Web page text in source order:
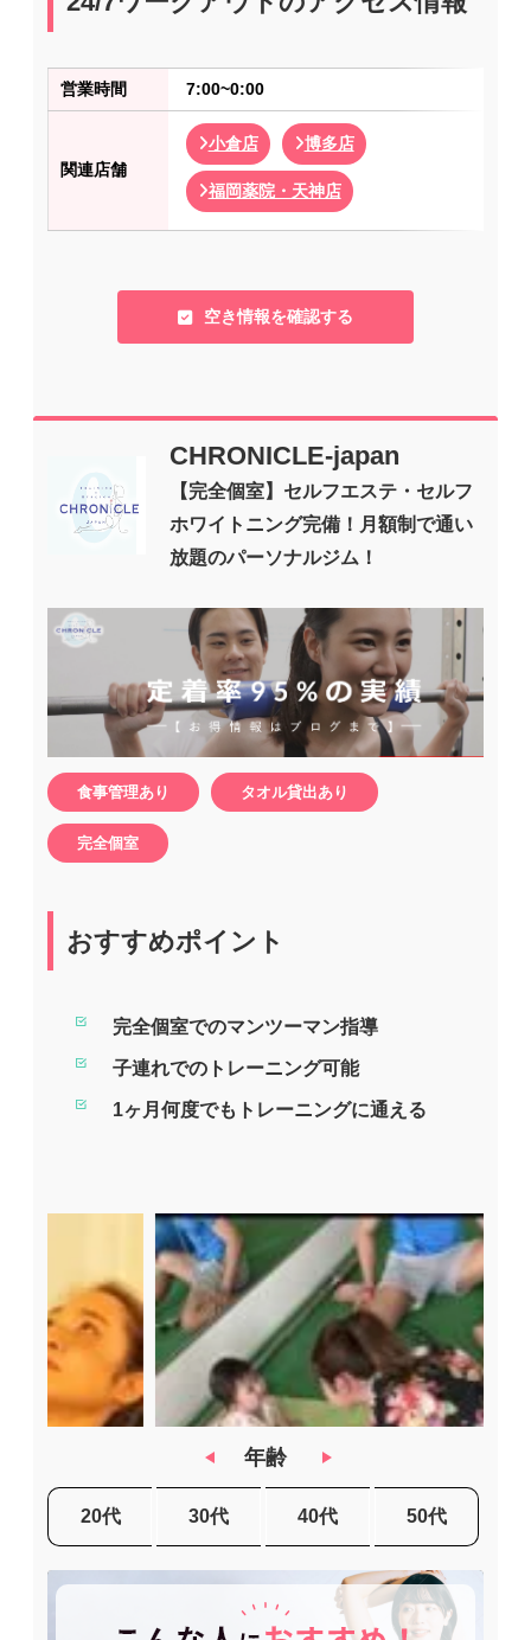
営業時間 7:00~0:00
関連店舗
小倉店 博多店
福岡薬院・天神店
空き情報を確認する
CHRONICLE-japan
【完全個室】セルフエステ・セルフ
ホワイトニング完備！月額制で通い
放題のパーソナルジム！
食事管理あり タオル貸出あり
完全個室
おすすめポイント
完全個室でのマンツーマン指導
子連れでのトレーニング可能
1ヶ月何度でもトレーニングに通える
年齢
20代 30代 40代 50代